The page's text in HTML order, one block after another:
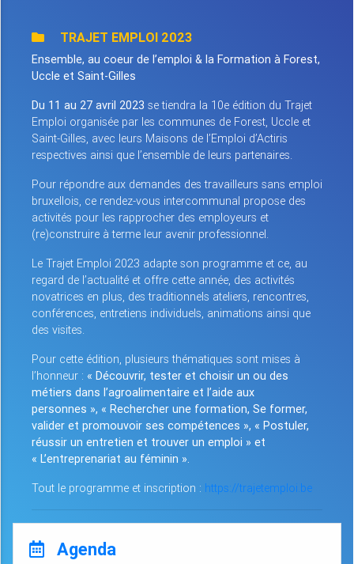
TRAJET EMPLOI 2023
Ensemble, au coeur de l’emploi & la Formation à Forest,
Uccle et Saint-Gilles
Du 11 au 27 avril 2023 se tiendra la 10e édition du Trajet
Emploi organisée par les communes de Forest, Uccle et
Saint-Gilles, avec leurs Maisons de l’Emploi d’Actiris
respectives ainsi que l’ensemble de leurs partenaires.
Pour répondre aux demandes des travailleurs sans emploi
bruxellois, ce rendez-vous intercommunal propose des
activités pour les rapprocher des employeurs et
(re)construire à terme leur avenir professionnel.
Le Trajet Emploi 2023 adapte son programme et ce, au
regard de l’actualité et offre cette année, des activités
novatrices en plus, des traditionnels ateliers, rencontres,
conférences, entretiens individuels, animations ainsi que
des visites.
Pour cette édition, plusieurs thématiques sont mises à
l’honneur : « Découvrir, tester et choisir un ou des
métiers dans l’agroalimentaire et l’aide aux
personnes », « Rechercher une formation, Se former,
valider et promouvoir ses compétences », « Postuler,
réussir un entretien et trouver un emploi » et
« L’entreprenariat au féminin ».
Tout le programme et inscription : https://trajetemploi.be
Agenda